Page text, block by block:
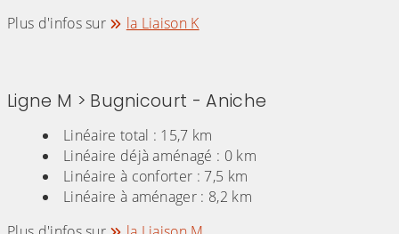
Plus d'infos sur
la Liaison K
Ligne M > Bugnicourt - Aniche
Linéaire total : 15,7 km
Linéaire déjà aménagé : 0 km
Linéaire à conforter : 7,5 km
Linéaire à aménager : 8,2 km